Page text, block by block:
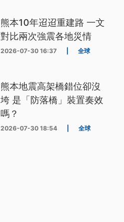
熊本10年迢迢重建路 一文
對比兩次強震各地災情
2026-07-30 16:37 全球
熊本地震高架橋錯位卻沒
垮 是「防落橋」裝置奏效
嗎？
2026-07-30 18:54 全球